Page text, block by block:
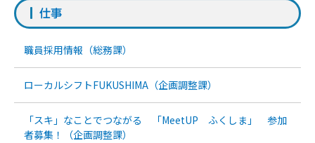
仕事
職員採用情報（総務課）
ローカルシフトFUKUSHIMA（企画調整課）
「スキ」なことでつながる 「MeetUP ふくしま」 参加
者募集！（企画調整課）